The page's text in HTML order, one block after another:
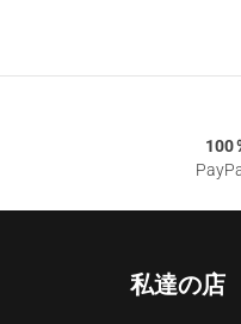
100
私達の店